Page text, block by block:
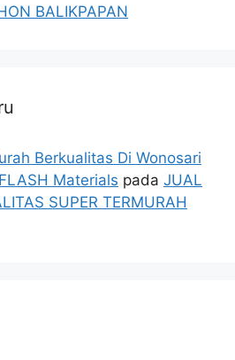
BALIKPAPAN
Berkualitas Di Wonosari
Materials pada JUAL
SUPER TERMURAH